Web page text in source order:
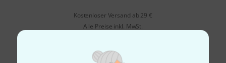
Kostenloser Versand ab 29 €
Alle Preise inkl. MwSt.